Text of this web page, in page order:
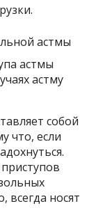
астмы
астму
собой
что, если
всегда носят